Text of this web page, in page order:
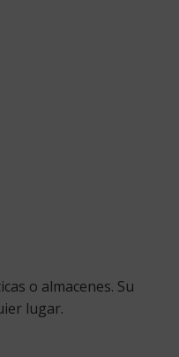
o almacenes. Su
lugar.